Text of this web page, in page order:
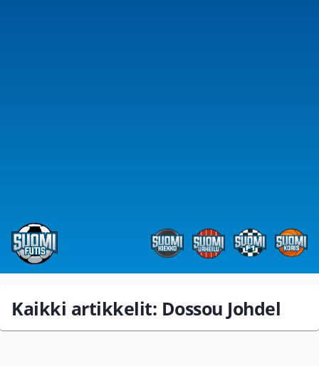
Kaikki artikkelit: Dossou Johdel